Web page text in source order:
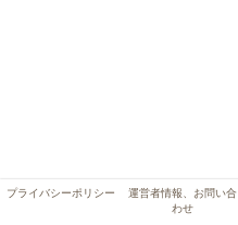
プライバシーポリシー
運営者情報、お問い合
わせ